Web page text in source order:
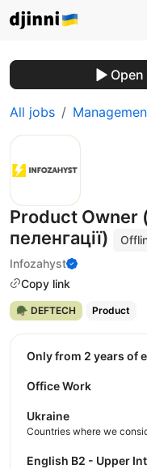
All jobs
Product Owner
пеленгації)
Infozahyst
Copy link
🪖 DEFTECH Product
Only from 2 years of
Office Work
Ukraine
Countries where we
English B2 - Upper